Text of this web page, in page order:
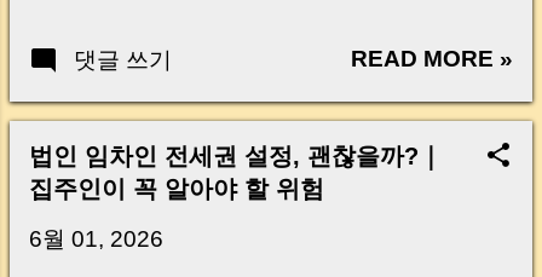
사실은 ‘구조’를 몰라서 생기는 걱정입니다. 그래
서 오늘은 잔금일에 실제로 돈이 어떻게 움직이
는지, 왜 사고가 나는지, 그리고 무엇을 꼭 준비
드리겠습니다. 이 글 하나만 제대로 이해하시면,
잔금일이 더 이상 두려운 날이 아니라 “내 집을
Introduction (Tap to expand) Have you ever
Table of Contents Landlords Can
Million Won Scam Works Who Is
Responsible for the Deposit?
How Landlords Can Protect
Themselves Key Takeaways to
Remember 전세사기라고 하면
댓글 쓰기 READ MORE »
법인 임차인 전세권 설정, 괜찮을까?｜
집주인이 꼭 알아야 할 위험
6월 01, 2026